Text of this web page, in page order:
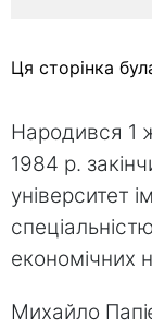
Ця сторінка
Народився 1
1984 р.
університет
економічних
Михайло